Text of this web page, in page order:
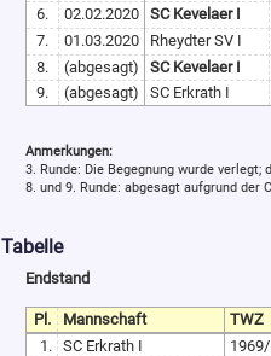
6.
02.02.2020 SC Kevelaer I
7.
01.03.2020
Rheydter SV I
8.
(abgesagt)
SC Kevelaer I
9.
(abgesagt) SC Erkrath I
Anmerkungen:
3. Runde: Die Begegnung wurde
8. und 9. Runde: abgesagt aufgrund der
Tabelle
Endstand
Pl. Mannschaft
TWZ
1.
SC Erkrath I